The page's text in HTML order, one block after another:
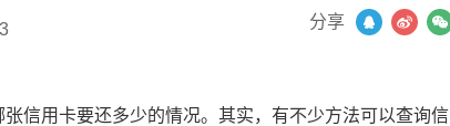
分享
信用卡要还多少的情况。其实，有不少方法可以查询信